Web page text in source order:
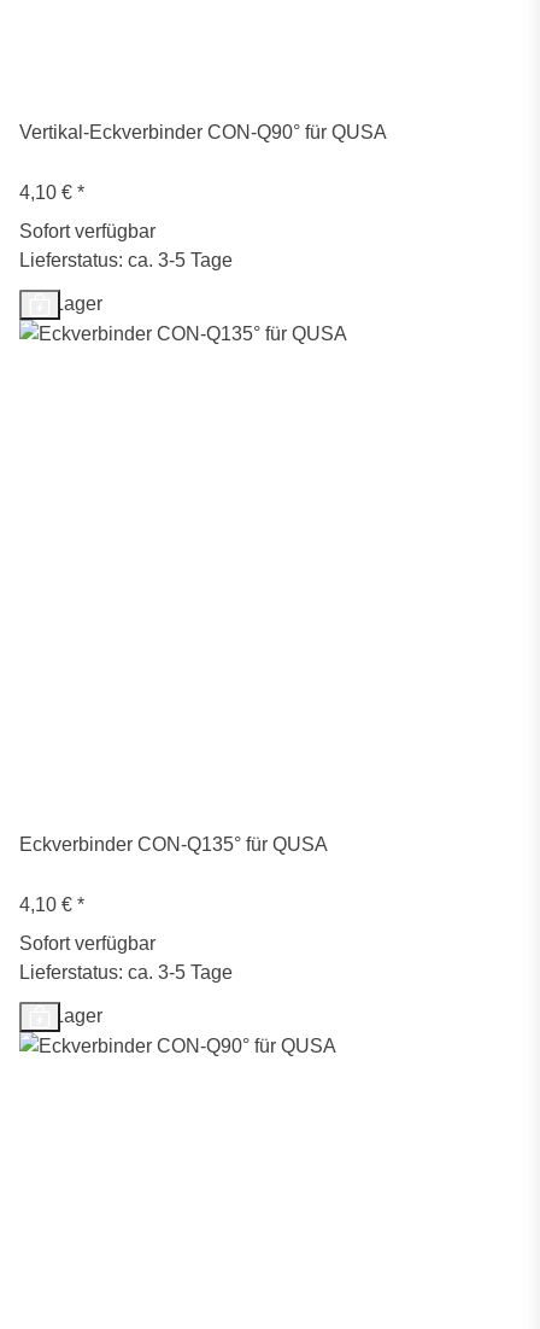
Vertikal-Eckverbinder CON-Q90° für QUSA
4,10 € *
Sofort verfügbar
Lieferstatus: ca. 3-5 Tage
Auf Lager
Eckverbinder CON-Q135° für QUSA
4,10 € *
Sofort verfügbar
Lieferstatus: ca. 3-5 Tage
Auf Lager